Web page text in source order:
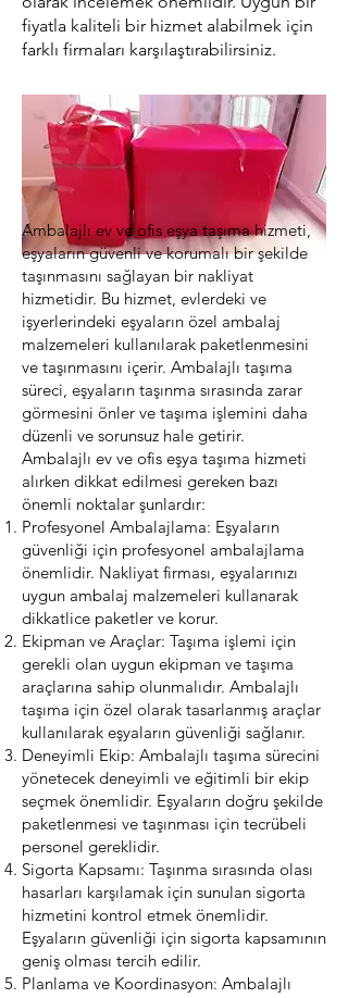
fiyatla kaliteli bir hizmet alabilmek için
farklı firmaları karşılaştırabilirsiniz.
Ambalajlı ev ve ofis eşya taşıma hizmeti,
eşyaların güvenli ve korumalı bir şekilde
taşınmasını sağlayan bir nakliyat
hizmetidir. Bu hizmet, evlerdeki ve
işyerlerindeki eşyaların özel ambalaj
malzemeleri kullanılarak paketlenmesini
ve taşınmasını içerir. Ambalajlı taşıma
süreci, eşyaların taşınma sırasında zarar
görmesini önler ve taşıma işlemini daha
düzenli ve sorunsuz hale getirir.
Ambalajlı ev ve ofis eşya taşıma hizmeti
alırken dikkat edilmesi gereken bazı
önemli noktalar şunlardır:
Profesyonel Ambalajlama: Eşyaların
güvenliği için profesyonel ambalajlama
önemlidir. Nakliyat firması, eşyalarınızı
uygun ambalaj malzemeleri kullanarak
dikkatlice paketler ve korur.
Ekipman ve Araçlar: Taşıma işlemi için
gerekli olan uygun ekipman ve taşıma
araçlarına sahip olunmalıdır. Ambalajlı
taşıma için özel olarak tasarlanmış araçlar
kullanılarak eşyaların güvenliği sağlanır.
Deneyimli Ekip: Ambalajlı taşıma sürecini
yönetecek deneyimli ve eğitimli bir ekip
seçmek önemlidir. Eşyaların doğru şekilde
paketlenmesi ve taşınması için tecrübeli
personel gereklidir.
Sigorta Kapsamı: Taşınma sırasında olası
hasarları karşılamak için sunulan sigorta
hizmetini kontrol etmek önemlidir.
Eşyaların güvenliği için sigorta kapsamının
geniş olması tercih edilir.
Planlama ve Koordinasyon: Ambalajlı